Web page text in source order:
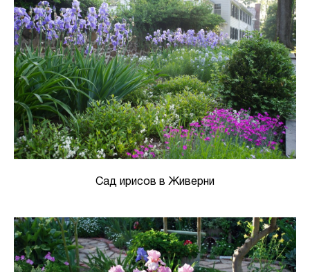
Сад ирисов в Живерни